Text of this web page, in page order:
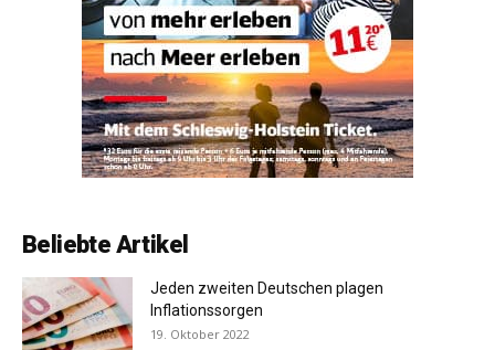
Beliebte Artikel
Jeden zweiten Deutschen plagen
Inflationssorgen
19. Oktober 2022